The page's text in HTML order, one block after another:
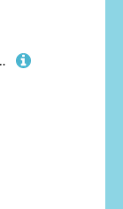
from The Island